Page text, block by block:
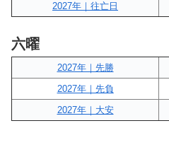
2027年｜往亡日
六曜
2027年｜先勝
2027年｜先負
2027年｜大安